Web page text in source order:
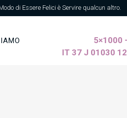
di Essere Felici è Servire qualcun altro.
5×1000
IT 37 J 01030